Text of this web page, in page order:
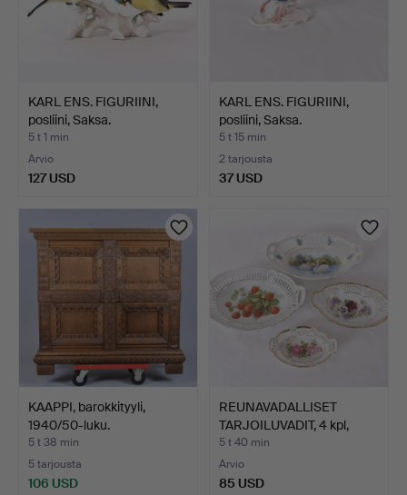
KARL ENS. FIGURIINI,
posliini, Saksa.
5 t 1 min
Arvio
127 USD
KARL ENS. FIGURIINI,
posliini, Saksa.
5 t 15 min
2 tarjousta
37 USD
KAAPPI, barokkityyli,
1940/50-luku.
5 t 38 min
5 tarjousta
106 USD
REUNAVADALLISET
TARJOILUVADIT, 4 kpl,
posl…
5 t 40 min
Arvio
85 USD